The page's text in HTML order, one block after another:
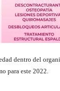
dentro del
para este 2022.